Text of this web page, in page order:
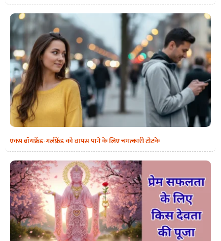
एक्स बॉयफ्रेंड-गर्लफ्रेंड को वापस पाने के लिए चमत्कारी टोटके